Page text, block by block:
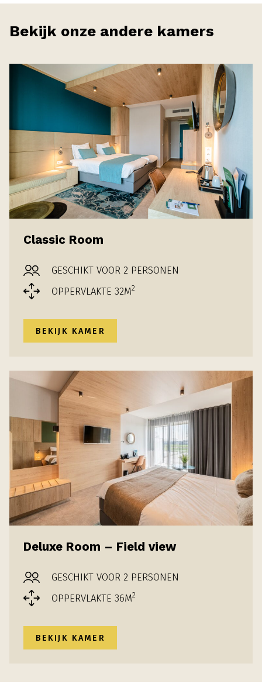
Bekijk onze andere kamers
Classic Room
GESCHIKT VOOR 2 PERSONEN
OPPERVLAKTE 32M2
BEKIJK KAMER
Deluxe Room – Field view
GESCHIKT VOOR 2 PERSONEN
OPPERVLAKTE 36M2
BEKIJK KAMER